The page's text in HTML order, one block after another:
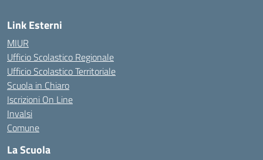
Link Esterni
MIUR
Ufficio Scolastico Regionale
Ufficio Scolastico Territoriale
Scuola in Chiaro
Iscrizioni On Line
Invalsi
Comune
La Scuola